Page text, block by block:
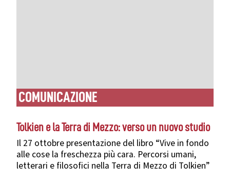
COMUNICAZIONE
Tolkien e la Terra di Mezzo: verso un nuovo studio
Il 27 ottobre presentazione del libro “Vive in fondo
alle cose la freschezza più cara. Percorsi umani,
letterari e filosofici nella Terra di Mezzo di Tolkien”